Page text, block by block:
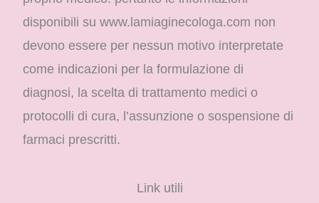
disponibili su www.lamiaginecologa.com non
devono essere per nessun motivo interpretate
come indicazioni per la formulazione di
diagnosi, la scelta di trattamento medici o
protocolli di cura, l’assunzione o sospensione di
farmaci prescritti.
Link utili